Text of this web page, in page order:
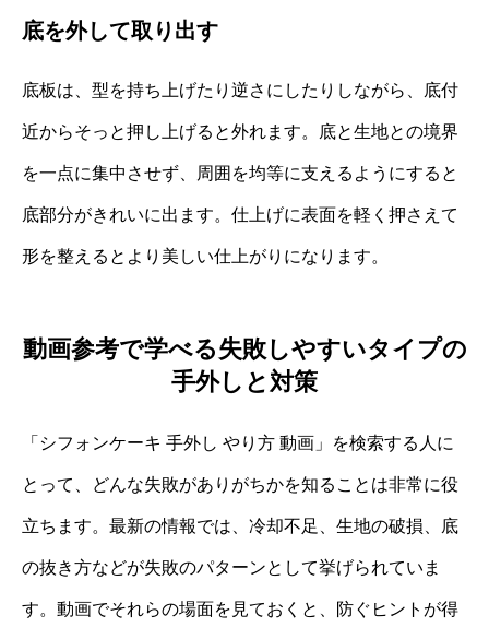
底を外して取り出す
底板は、型を持ち上げたり逆さにしたりしながら、底付
近からそっと押し上げると外れます。底と生地との境界
を一点に集中させず、周囲を均等に支えるようにすると
底部分がきれいに出ます。仕上げに表面を軽く押さえて
形を整えるとより美しい仕上がりになります。
動画参考で学べる失敗しやすいタイプの
手外しと対策
「シフォンケーキ 手外し やり方 動画」を検索する人に
とって、どんな失敗がありがちかを知ることは非常に役
立ちます。最新の情報では、冷却不足、生地の破損、底
の抜き方などが失敗のパターンとして挙げられていま
す。動画でそれらの場面を見ておくと、防ぐヒントが得